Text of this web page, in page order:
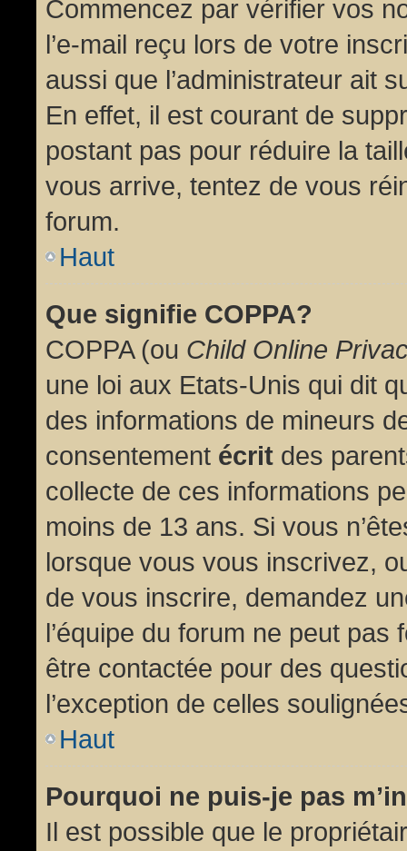
Commencez par vérifier vos
l’e-mail reçu lors de votre
aussi que l’administrateur ait
En effet, il est courant de
postant pas pour réduire la
vous arrive, tentez de vous
forum.
Haut
Que signifie COPPA?
COPPA (ou Child Online
une loi aux Etats-Unis qui dit
des informations de mineurs
consentement écrit des
collecte de ces informations
moins de 13 ans. Si vous
lorsque vous vous inscrivez,
de vous inscrire, demandez
l’équipe du forum ne peut
être contactée pour des
l’exception de celles
Haut
Pourquoi ne puis-je pas
Il est possible que le